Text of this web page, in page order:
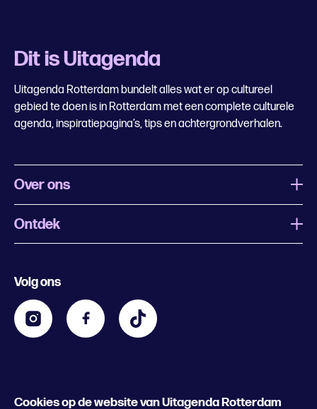
Cookies op de website van Uitagenda Rotterdam
Dit is Uitagenda
Uitagenda Rotterdam bundelt alles wat er op cultureel
gebied te doen is in Rotterdam met een complete culturele
agenda, inspiratiepagina’s, tips en achtergrondverhalen.
Over ons
Wat is Uitagenda Rotterdam
Contact
Zakelijk
Ontdek
Kids
Volg ons